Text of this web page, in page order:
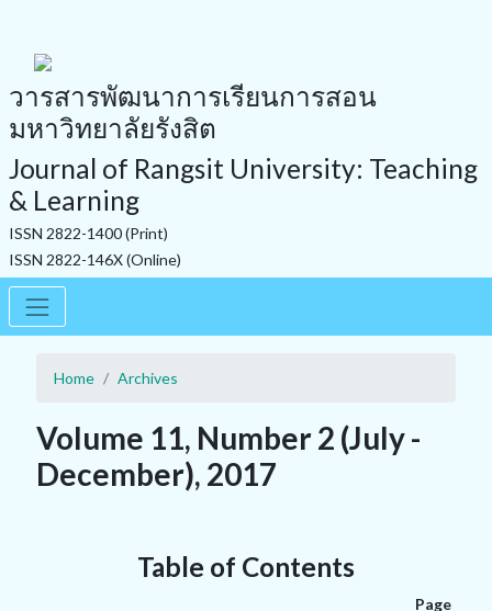
วารสารพัฒนาการเรียนการสอน
มหาวิทยาลัยรังสิต
Journal of Rangsit University: Teaching
& Learning
ISSN 2822-1400 (Print)
ISSN 2822-146X (Online)
Home Archives
Volume 11, Number 2 (July -
December), 2017
Table of Contents
Page